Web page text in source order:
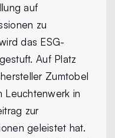
auf
zu
das ESG-
Auf Platz
Zumtobel
Leuchtenwerk in
zur
geleistet hat.